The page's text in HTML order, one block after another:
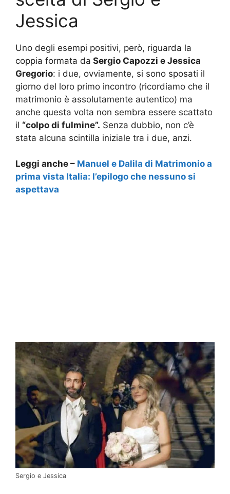
Jessica
Uno degli esempi positivi, però, riguarda la
coppia formata da Sergio Capozzi e Jessica
Gregorio: i due, ovviamente, si sono sposati il
giorno del loro primo incontro (ricordiamo che il
matrimonio è assolutamente autentico) ma
anche questa volta non sembra essere scattato
il “colpo di fulmine”. Senza dubbio, non c’è
stata alcuna scintilla iniziale tra i due, anzi.
Leggi anche – Manuel e Dalila di Matrimonio a
prima vista Italia: l’epilogo che nessuno si
aspettava
Sergio e Jessica